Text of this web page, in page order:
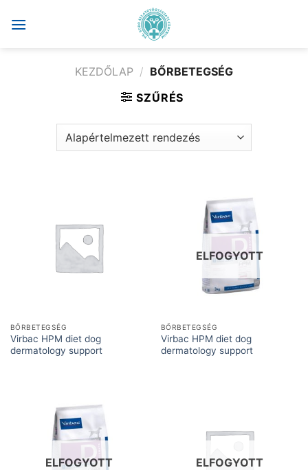
KEZDŐLAP / BŐRBETEGSÉG
SZŰRÉS
BŐRBETEGSÉG
Virbac HPM diet dog
dermatology support
ELFOGYOTT
BŐRBETEGSÉG
Virbac HPM diet dog
dermatology support
ELFOGYOTT ELFOGYOTT